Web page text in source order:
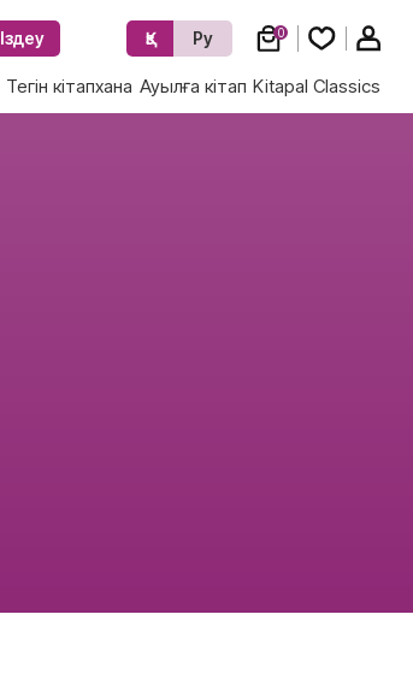
Іздеу Қз Ру 0
Тегін кітапхана Ауылға кітап Kitapal Classics